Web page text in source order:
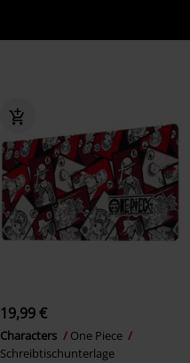
19,99 €
Characters
One Piece
Schreibtischunterlage